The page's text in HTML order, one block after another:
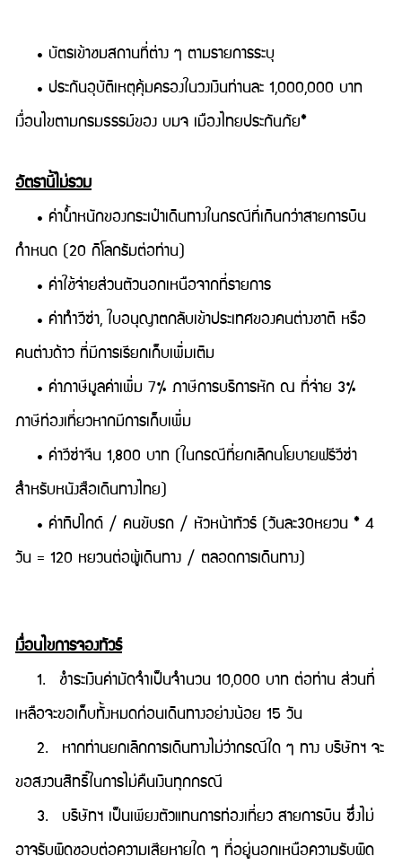
• บัตรเข้าชมสถานที่ต่าง ๆ ตามรายการระบุ
• ประกันอุบัติเหตุคุ้มครองในวงเงินท่านละ 1,000,000 บาท
เงื่อนไขตามกรมธรรม์ของ บมจ เมืองไทยประกันภัย*
อัตรานี้ไม่รวม
• ค่าน้ำหนักของกระเป๋าเดินทางในกรณีที่เกินกว่าสายการบิน
กำหนด (20 กิโลกรัมต่อท่าน)
• ค่าใช้จ่ายส่วนตัวนอกเหนือจากที่รายการ
• ค่าทำวีซ่า, ใบอนุญาตกลับเข้าประเทศของคนต่างชาติ หรือ
คนต่างด้าว ที่มีการเรียกเก็บเพิ่มเติม
• ค่าภาษีมูลค่าเพิ่ม 7% ภาษีการบริการหัก ณ ที่จ่าย 3%
ภาษีท่องเที่ยวหากมีการเก็บเพิ่ม
• ค่าวีซ่าจีน 1,800 บาท (ในกรณีที่ยกเลิกนโยบายฟรีวีซ่า
สำหรับหนังสือเดินทางไทย)
• ค่าทิปไกด์ / คนขับรถ / หัวหน้าทัวร์ (วันละ30หยวน * 4
วัน = 120 หยวนต่อผู้เดินทาง / ตลอดการเดินทาง)
เงื่อนไขการจองทัวร์
1. ชำระเงินค่ามัดจำเป็นจำนวน 10,000 บาท ต่อท่าน ส่วนที่
เหลือจะขอเก็บทั้งหมดก่อนเดินทางอย่างน้อย 15 วัน
2. หากท่านยกเลิกการเดินทางไม่ว่ากรณีใด ๆ ทาง บริษัทฯ จะ
ขอสงวนสิทธิ์ในการไม่คืนเงินทุกกรณี
3. บริษัทฯ เป็นเพียงตัวแทนการท่องเที่ยว สายการบิน ซึ่งไม่
อาจรับผิดชอบต่อความเสียหายใด ๆ ที่อยู่นอกเหนือความรับผิด